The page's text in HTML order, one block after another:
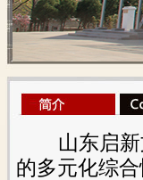
山东启
的多元化综